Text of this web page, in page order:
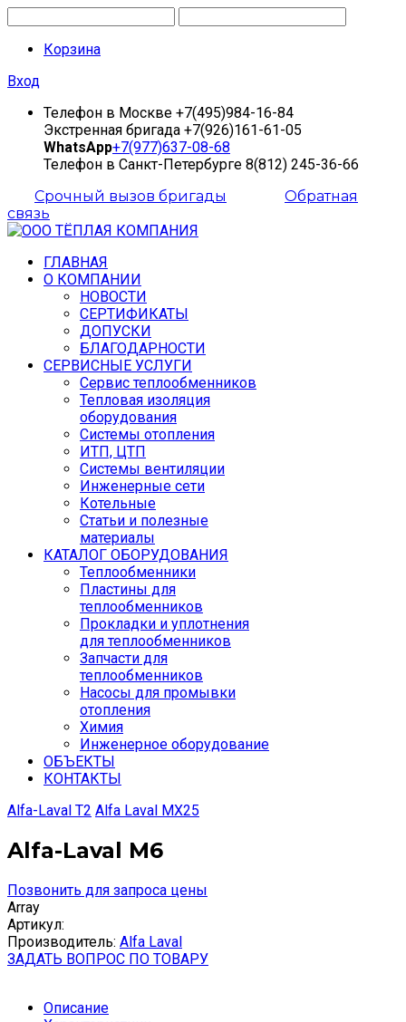
Корзина
Вход
Телефон в Москве +7(495)984-16-84
Экстренная бригада +7(926)161-61-05
WhatsApp+7(977)637-08-68
Телефон в Санкт-Петербурге 8(812) 245-36-66
Срочный вызов бригады
Обратная
связь
ГЛАВНАЯ
О КОМПАНИИ
НОВОСТИ
СЕРТИФИКАТЫ
ДОПУСКИ
БЛАГОДАРНОСТИ
СЕРВИСНЫЕ УСЛУГИ
Сервис теплообменников
Тепловая изоляция
оборудования
Системы отопления
ИТП, ЦТП
Системы вентиляции
Инженерные сети
Котельные
Статьи и полезные
материалы
КАТАЛОГ ОБОРУДОВАНИЯ
Теплообменники
Пластины для
теплообменников
Прокладки и уплотнения
для теплообменников
Запчасти для
теплообменников
Насосы для промывки
отопления
Химия
Инженерное оборудование
ОБЪЕКТЫ
КОНТАКТЫ
Аlfа-Lаvаl T2 Alfa Laval MX25
Alfa-Laval M6
Позвонить для запроса цены
Array
Артикул:
Производитель: Alfa Laval
ЗАДАТЬ ВОПРОС ПО ТОВАРУ
Описание